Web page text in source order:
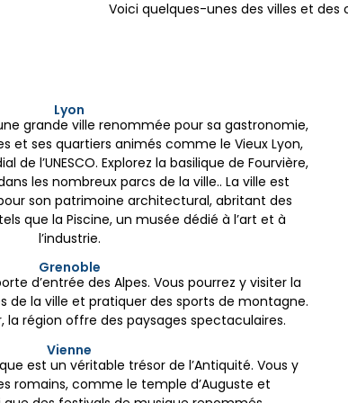
Voici quelques-unes des villes et des
Lyon
grande ville renommée pour sa gastronomie,
et ses quartiers animés comme le Vieux Lyon,
l’UNESCO. Explorez la basilique de Fourvière,
les nombreux parcs de la ville.. La ville est
son patrimoine architectural, abritant des
que la Piscine, un musée dédié à l’art et à
l’industrie.
Grenoble
d’entrée des Alpes. Vous pourrez y visiter la
de la ville et pratiquer des sports de montagne.
la région offre des paysages spectaculaires.
Vienne
est un véritable trésor de l’Antiquité. Vous y
romains, comme le temple d’Auguste et